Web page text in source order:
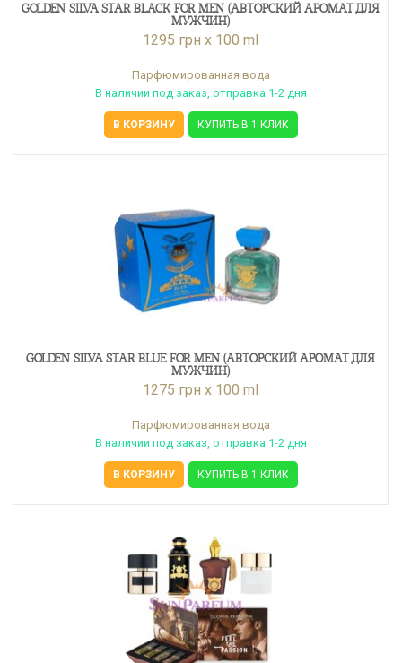
GOLDEN SILVA STAR BLACK FOR MEN (АВТОРСКИЙ АРОМАТ ДЛЯ
МУЖЧИН)
1295 грн x 100 ml
Парфюмированная вода
В наличии под заказ, отправка 1-2 дня
В КОРЗИНУ КУПИТЬ В 1 КЛИК
GOLDEN SILVA STAR BLUE FOR MEN (АВТОРСКИЙ АРОМАТ ДЛЯ
МУЖЧИН)
1275 грн x 100 ml
Парфюмированная вода
В наличии под заказ, отправка 1-2 дня
В КОРЗИНУ КУПИТЬ В 1 КЛИК